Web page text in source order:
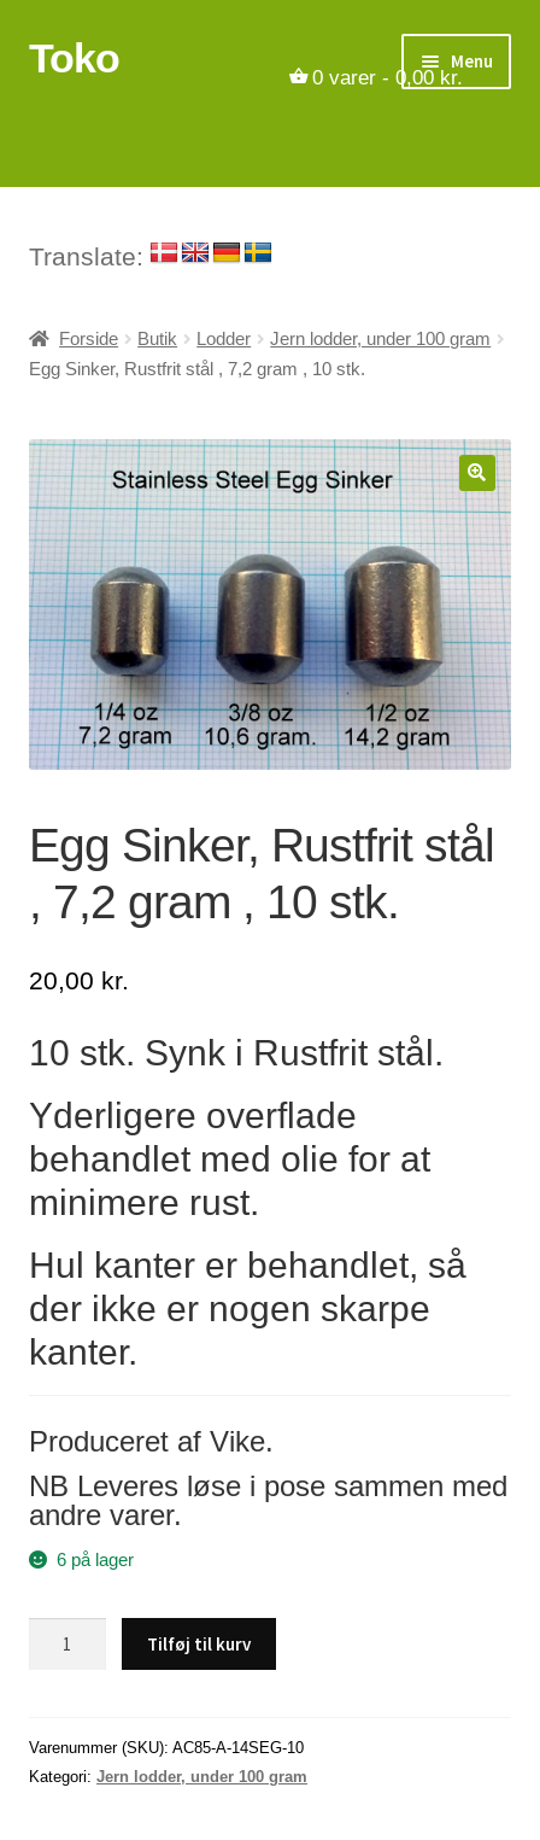
Spring
til
Spring
til
Toko Menu
Put & Take
Tips og triks.
Om os
Vilkår
Kontakt
Lagersalg
Min Konto
Glemt adgangskode
0varer - 0,00 kr.
Translate:
Forside Butik Lodder
Jern lodder, under 100 gram
Egg Sinker, Rustfrit stål , 7,2 gram , 10 stk.
Egg Sinker, Rustfrit stål
, 7,2 gram , 10 stk.
20,00 kr.
10 stk. Synk i Rustfrit stål.
Yderligere overflade
behandlet med olie for at
minimere rust.
Hul kanter er behandlet, så
der ikke er nogen skarpe
kanter.
Produceret af Vike.
NB Leveres løse i pose sammen med
andre varer.
6 på lager
,
7,2
Tilføj til kurv
Varenummer (SKU):AC85-A-14SEG-10
Kategori:Jern lodder, under 100 gram